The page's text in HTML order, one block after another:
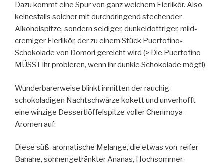
Dazu kommt eine Spur von ganz weichem Eierlikör. Also
keinesfalls solcher mit durchdringend stechender
Alkoholspitze, sondern seidiger, dunkeldottriger, mild-
cremiger Eierlikör, der zu einem Stück Puertofino-
Schokolade von Domori gereicht wird (> Die Puertofino
MÜSST ihr probieren, wenn ihr dunkle Schokolade mögt!)
Wunderbarerweise blinkt inmitten der rauchig-
schokoladigen Nachtschwärze kokett und unverhofft
eine winzige Dessertlöffelspitze voller Cherimoya-
Aromen auf:
Diese süß-aromatische Melange, die etwas von reifer
Banane, sonnengetränkter Ananas, Hochsommer-